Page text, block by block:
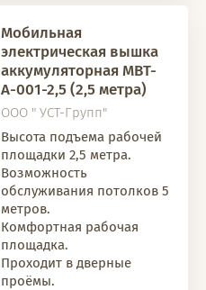
Мобильная
электрическая вышка
аккумуляторная МВТ-
А-001-2,5 (2,5 метра)
ООО " УСТ-Групп"
Высота подъема рабочей
площадки 2,5 метра.
Возможность
обслуживания потолков 5
метров.
Комфортная рабочая
площадка.
Проходит в дверные
проёмы.